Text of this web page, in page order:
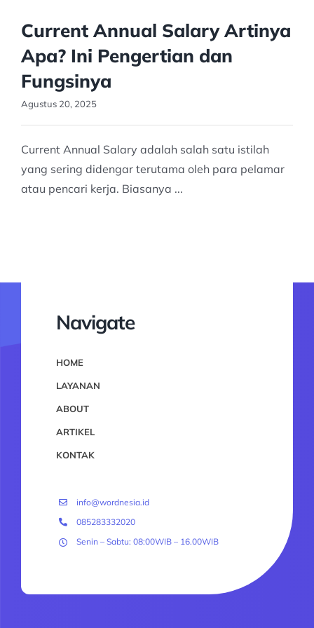
Current Annual Salary Artinya
Apa? Ini Pengertian dan
Fungsinya
Agustus 20, 2025
Current Annual Salary adalah salah satu istilah
yang sering didengar terutama oleh para pelamar
atau pencari kerja. Biasanya ...
Navigate
HOME
LAYANAN
ABOUT
ARTIKEL
KONTAK
info@wordnesia.id
085283332020
Senin – Sabtu: 08:00WIB – 16.00WIB